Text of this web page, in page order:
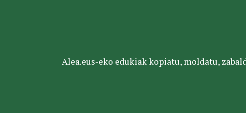
Alea.eus-eko edukiak kopiatu, moldatu,